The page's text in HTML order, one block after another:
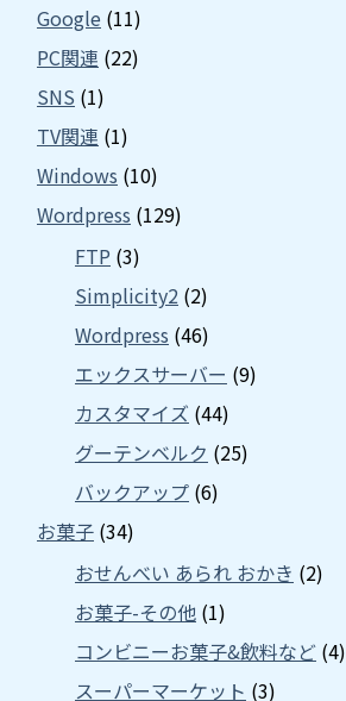
Google (11)
PC関連 (22)
SNS (1)
TV関連 (1)
Windows (10)
Wordpress (129)
FTP (3)
Simplicity2 (2)
Wordpress (46)
エックスサーバー (9)
カスタマイズ (44)
グーテンベルク (25)
バックアップ (6)
お菓子 (34)
おせんべい あられ おかき (2)
お菓子-その他 (1)
コンビニーお菓子&飲料など (4)
スーパーマーケット (3)